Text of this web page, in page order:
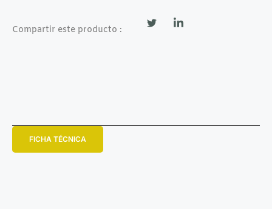
Compartir este producto :
FICHA TÉCNICA